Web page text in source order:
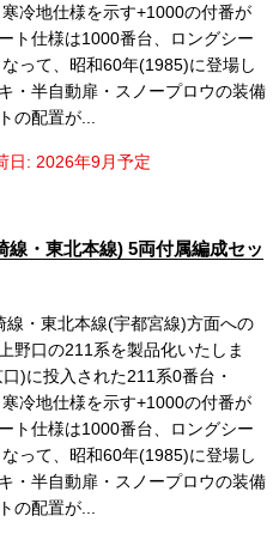
冷地仕様を示す+1000の付番が
ト仕様は1000番台、ロングシー
って、昭和60年(1985)に登場し
・半自動扉・スノープロウの装備
の配置が...
日: 2026年9月予定
線・東北本線) 5両付属編成セッ
線・東北本線(宇都宮線)方面への
野口の211系を製品化いたしま
)に投入された211系0番台・
冷地仕様を示す+1000の付番が
ト仕様は1000番台、ロングシー
って、昭和60年(1985)に登場し
・半自動扉・スノープロウの装備
の配置が...